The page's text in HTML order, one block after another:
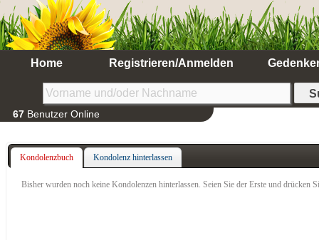
Home Registrieren/Anmelden
67 Benutzer Online
Kondolenzbuch Kondolenz hinterlassen
Bisher wurden noch keine Kondolenzen hinterlassen. Seien Sie der Erste und drücken